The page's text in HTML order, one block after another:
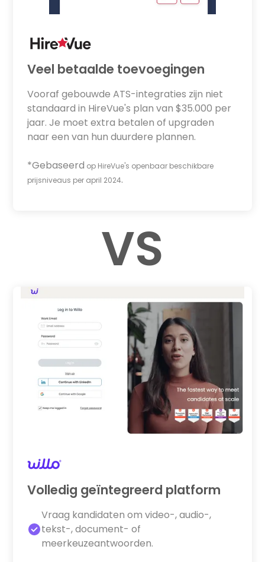
Veel betaalde toevoegingen
Vooraf gebouwde ATS-integraties zijn niet
standaard in HireVue's plan van $35.000 per
jaar. Je moet extra betalen of upgraden
naar een van hun duurdere plannen.
*Gebaseerd op HireVue's openbaar beschikbare
prijsniveaus per april 2024.
VS
Volledig geïntegreerd platform
Vraag kandidaten om video-, audio-,
tekst-, document- of
meerkeuzeantwoorden.